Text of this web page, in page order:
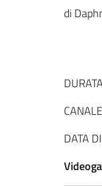
di
DATA